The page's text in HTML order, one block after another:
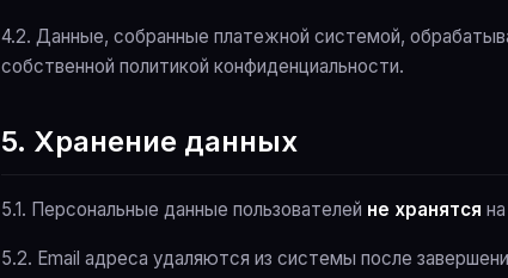
4.2. Данные, собранные платежной системой,
собственной политикой конфиденциальности.
5. Хранение данных
5.1. Персональные данные пользователей не хранятся
5.2. Email адреса удаляются из системы после